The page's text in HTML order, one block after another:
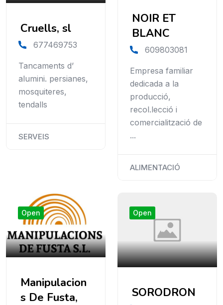
Cruells, sl
677469753
Tancaments d’
alumini. persianes,
mosquiteres,
tendalls
SERVEIS
NOIR ET
BLANC
609803081
Empresa familiar
dedicada a la
producció,
recol.lecció i
comercialització de
...
ALIMENTACIÓ
Open
Manipulacion
s De Fusta,
Open
SORODRON